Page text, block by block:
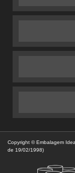
Copyright © Embalagem
de 19/02/1998)